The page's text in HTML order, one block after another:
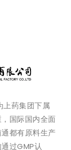
上药集团下属
国际国内全面
都有原料生产
过GMP认